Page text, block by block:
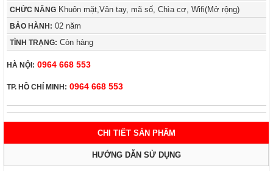
CHỨC NĂNG Khuôn mặt,Vân tay, mã số, Chìa cơ, Wifi(Mở rộng)
BẢO HÀNH: 02 năm
TÌNH TRẠNG: Còn hàng
HÀ NỘI: 0964 668 553
TP. HỒ CHÍ MINH: 0964 668 553
CHI TIẾT SẢN PHẨM
HƯỚNG DẪN SỬ DỤNG